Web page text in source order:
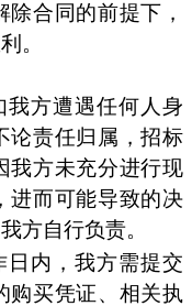
合同的前提下，
。
我方遭遇任何人身
论责任归属，招标
我方未充分进行现
进而可能导致的决
方自行负责。
日内，我方需提交
购买凭证、相关执